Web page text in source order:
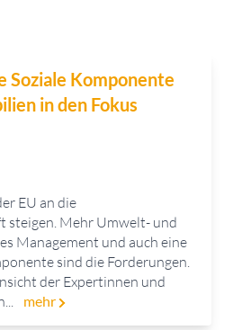
Soziale Komponente
in den Fokus
EU an die
steigen. Mehr Umwelt- und
Management und auch eine
sind die Forderungen.
der Expertinnen und
mehr